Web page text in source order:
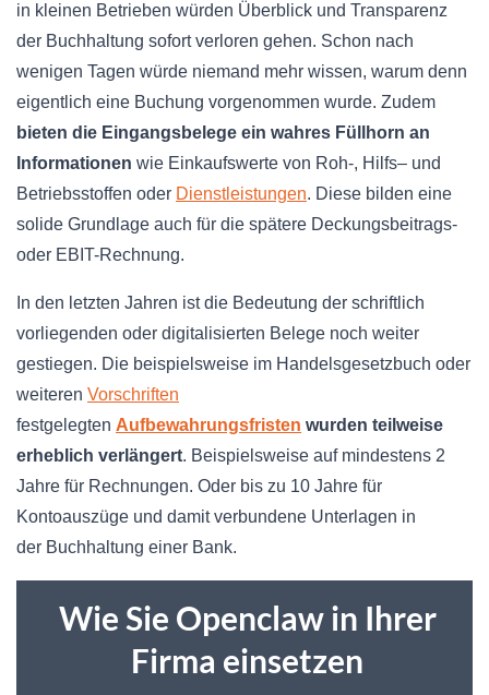
in kleinen Betrieben würden Überblick und Transparenz
der Buchhaltung sofort verloren gehen. Schon nach
wenigen Tagen würde niemand mehr wissen, warum denn
eigentlich eine Buchung vorgenommen wurde. Zudem
bieten die Eingangsbelege ein wahres Füllhorn an
Informationen wie Einkaufswerte von Roh-, Hilfs– und
Betriebsstoffen oder Dienstleistungen. Diese bilden eine
solide Grundlage auch für die spätere Deckungsbeitrags-
oder EBIT-Rechnung.
In den letzten Jahren ist die Bedeutung der schriftlich
vorliegenden oder digitalisierten Belege noch weiter
gestiegen. Die beispielsweise im Handelsgesetzbuch oder
weiteren Vorschriften
festgelegten Aufbewahrungsfristen wurden teilweise
erheblich verlängert. Beispielsweise auf mindestens 2
Jahre für Rechnungen. Oder bis zu 10 Jahre für
Kontoauszüge und damit verbundene Unterlagen in
der Buchhaltung einer Bank.